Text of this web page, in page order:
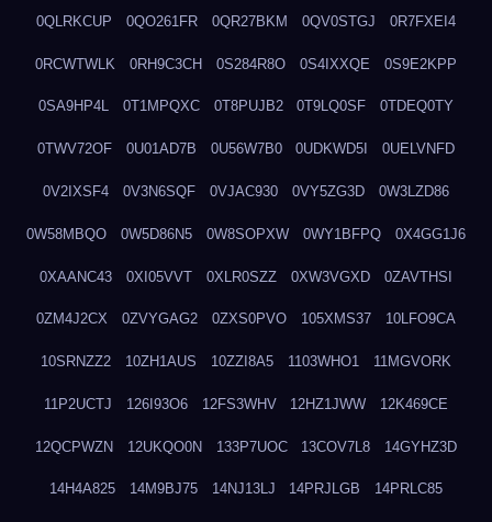
0QLRKCUP 0QO261FR 0QR27BKM 0QV0STGJ 0R7FXEI4
0RCWTWLK 0RH9C3CH 0S284R8O 0S4IXXQE 0S9E2KPP
0SA9HP4L 0T1MPQXC 0T8PUJB2 0T9LQ0SF 0TDEQ0TY
0TWV72OF 0U01AD7B 0U56W7B0 0UDKWD5I 0UELVNFD
0V2IXSF4 0V3N6SQF 0VJAC930 0VY5ZG3D 0W3LZD86
0W58MBQO 0W5D86N5 0W8SOPXW 0WY1BFPQ 0X4GG1J6
0XAANC43 0XI05VVT 0XLR0SZZ 0XW3VGXD 0ZAVTHSI
0ZM4J2CX 0ZVYGAG2 0ZXS0PVO 105XMS37 10LFO9CA
10SRNZZ2 10ZH1AUS 10ZZI8A5 1103WHO1 11MGVORK
11P2UCTJ 126I93O6 12FS3WHV 12HZ1JWW 12K469CE
12QCPWZN 12UKQO0N 133P7UOC 13COV7L8 14GYHZ3D
14H4A825 14M9BJ75 14NJ13LJ 14PRJLGB 14PRLC85